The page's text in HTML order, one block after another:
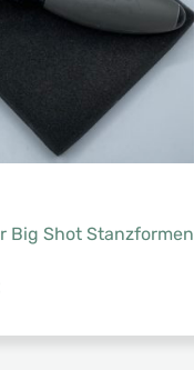
Big Shot Stanzformen